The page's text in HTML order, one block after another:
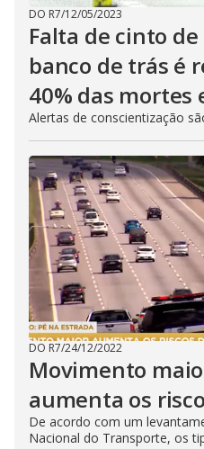
DO R7/12/05/2023
Falta de cinto
banco de trás é
40% das mortes
Alertas de conscientização
DO R7/24/12/2022
Movimento
aumenta os
De acordo com um
Nacional do Transporte, os